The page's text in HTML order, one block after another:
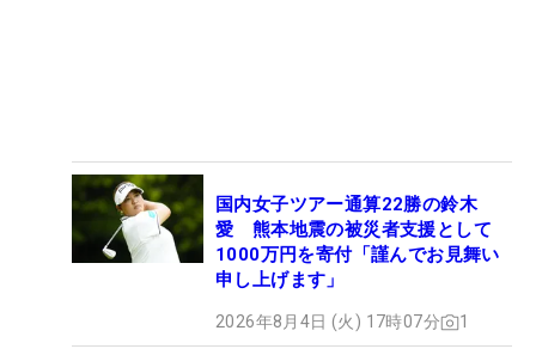
国内女子ツアー通算22勝の鈴木
愛 熊本地震の被災者支援として
1000万円を寄付「謹んでお見舞い
申し上げます」
2026年8月4日 (火) 17時07分 1